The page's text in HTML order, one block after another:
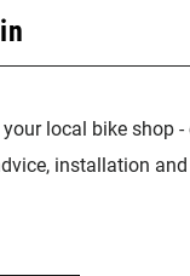
local bike shop
installation